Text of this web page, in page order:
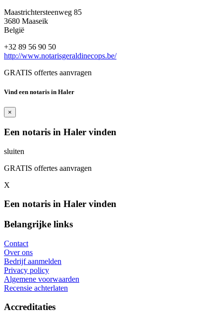
Maastrichtersteenweg 85
3680 Maaseik
België
+32 89 56 90 50
http://www.notarisgeraldinecops.be/
GRATIS offertes aanvragen
Vind een notaris in Haler
×
Een notaris in Haler vinden
sluiten
GRATIS offertes aanvragen
X
Een notaris in Haler vinden
Belangrijke links
Contact
Over ons
Bedrijf aanmelden
Privacy policy
Algemene voorwaarden
Recensie achterlaten
Accreditaties